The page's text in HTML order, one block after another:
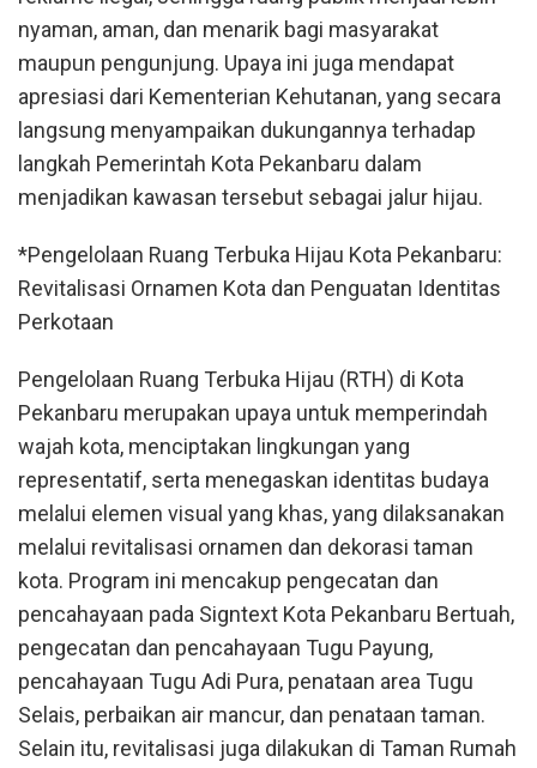
nyaman, aman, dan menarik bagi masyarakat
maupun pengunjung. Upaya ini juga mendapat
apresiasi dari Kementerian Kehutanan, yang secara
langsung menyampaikan dukungannya terhadap
langkah Pemerintah Kota Pekanbaru dalam
menjadikan kawasan tersebut sebagai jalur hijau.
*Pengelolaan Ruang Terbuka Hijau Kota Pekanbaru:
Revitalisasi Ornamen Kota dan Penguatan Identitas
Perkotaan
Pengelolaan Ruang Terbuka Hijau (RTH) di Kota
Pekanbaru merupakan upaya untuk memperindah
wajah kota, menciptakan lingkungan yang
representatif, serta menegaskan identitas budaya
melalui elemen visual yang khas, yang dilaksanakan
melalui revitalisasi ornamen dan dekorasi taman
kota. Program ini mencakup pengecatan dan
pencahayaan pada Signtext Kota Pekanbaru Bertuah,
pengecatan dan pencahayaan Tugu Payung,
pencahayaan Tugu Adi Pura, penataan area Tugu
Selais, perbaikan air mancur, dan penataan taman.
Selain itu, revitalisasi juga dilakukan di Taman Rumah